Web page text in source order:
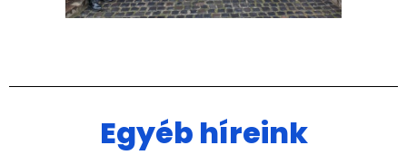
Egyéb híreink